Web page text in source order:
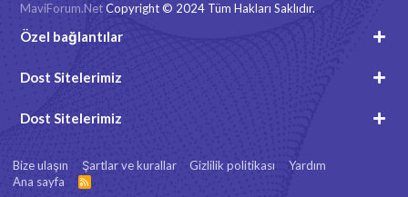
MaviForum.NetCopyright © 2024 Tüm Hakları Saklıdır.
Özel bağlantılar
Dost Sitelerimiz
Dost Sitelerimiz
Bize ulaşın Şartlar ve kurallar Gizlilik politikası
Yardım
Ana sayfa
R